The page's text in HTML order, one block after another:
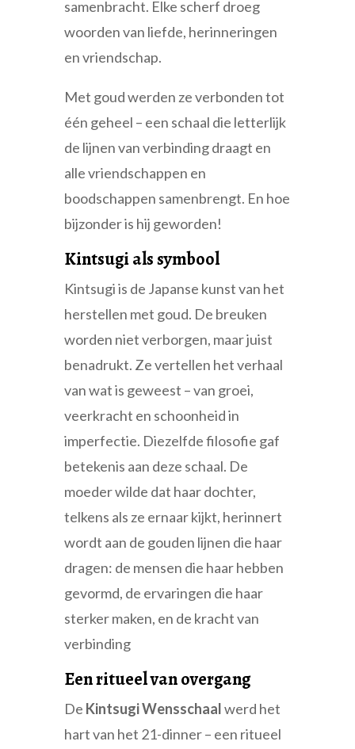
samenbracht. Elke scherf droeg
woorden van liefde, herinneringen
en vriendschap.
Met goud werden ze verbonden tot
één geheel – een schaal die letterlijk
de lijnen van verbinding draagt en
alle vriendschappen en
boodschappen samenbrengt. En hoe
bijzonder is hij geworden!
Kintsugi als symbool
Kintsugi is de Japanse kunst van het
herstellen met goud. De breuken
worden niet verborgen, maar juist
benadrukt. Ze vertellen het verhaal
van wat is geweest – van groei,
veerkracht en schoonheid in
imperfectie. Diezelfde filosofie gaf
betekenis aan deze schaal. De
moeder wilde dat haar dochter,
telkens als ze ernaar kijkt, herinnert
wordt aan de gouden lijnen die haar
dragen: de mensen die haar hebben
gevormd, de ervaringen die haar
sterker maken, en de kracht van
verbinding
Een ritueel van overgang
De Kintsugi Wensschaalwerd het
hart van het 21-dinner – een ritueel